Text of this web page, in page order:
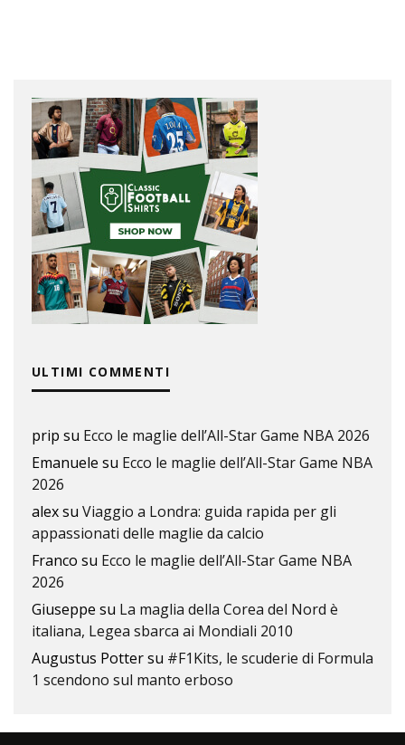
ULTIMI COMMENTI
prip su Ecco le maglie dell’All-Star Game NBA 2026
Emanuele su Ecco le maglie dell’All-Star Game NBA
2026
alexsu Viaggio a Londra: guida rapida per gli
appassionati delle maglie da calcio
Franco su Ecco le maglie dell’All-Star Game NBA
2026
Giuseppe su La maglia della Corea del Nord è
italiana, Legea sbarca ai Mondiali 2010
Augustus Pottersu #F1Kits, le scuderie di Formula
1 scendono sul manto erboso